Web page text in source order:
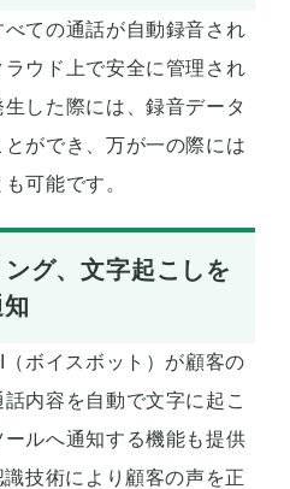
べての通話が自動録音され
ウド上で安全に管理され
した際には、録音データ
ができ、万が一の際には
可能です。
グ、文字起こしを
（ボイスボット）が顧客の
内容を自動で文字に起こ
ルへ通知する機能も提供
技術により顧客の声を正